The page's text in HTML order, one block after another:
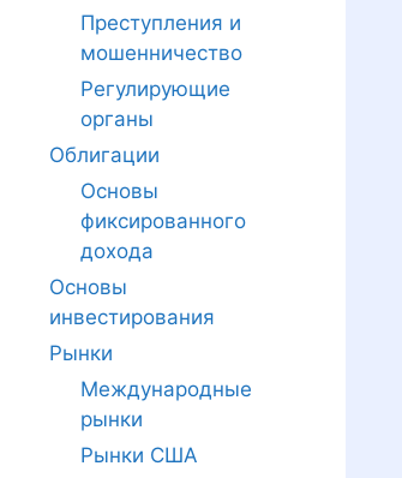
Преступления и
мошенничество
Регулирующие
органы
Облигации
Основы
фиксированного
дохода
Основы
инвестирования
Рынки
Международные
рынки
Рынки США